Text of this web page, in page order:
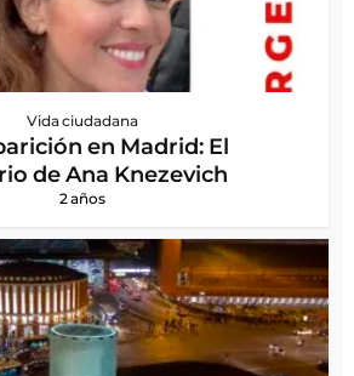
Vida ciudadana
en Madrid: El
de Ana Knezevich
2 años